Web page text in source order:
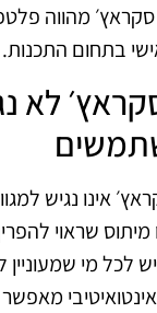
מהווה
בתחום התכנות.
14: סקראץ׳
אינו נגיש
שראוי
לכל מי